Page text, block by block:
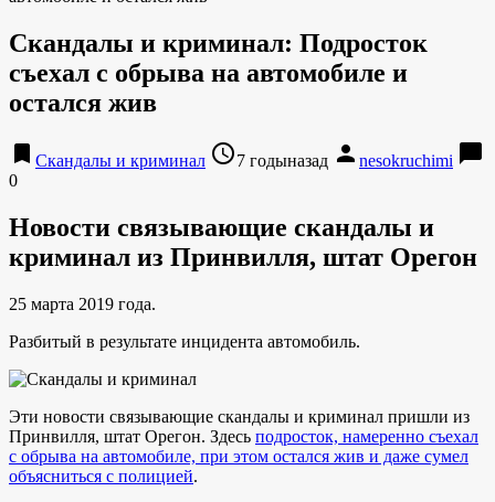
Скандалы и криминал: Подросток
съехал с обрыва на автомобиле и
остался жив
bookmark Скандалы и криминал access_time7 годыназад person nesokruchimi chat_bubble
0
Новости связывающие скандалы и
криминал из Принвилля, штат Орегон
25 марта 2019 года.
Разбитый в результате инцидента автомобиль.
Эти новости связывающие скандалы и криминал пришли из
Принвилля, штат Орегон. Здесь подросток, намеренно съехал
с обрыва на автомобиле, при этом остался жив и даже сумел
объясниться с полицией.